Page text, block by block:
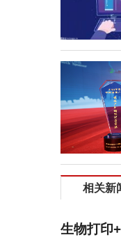
相关新
生物打印